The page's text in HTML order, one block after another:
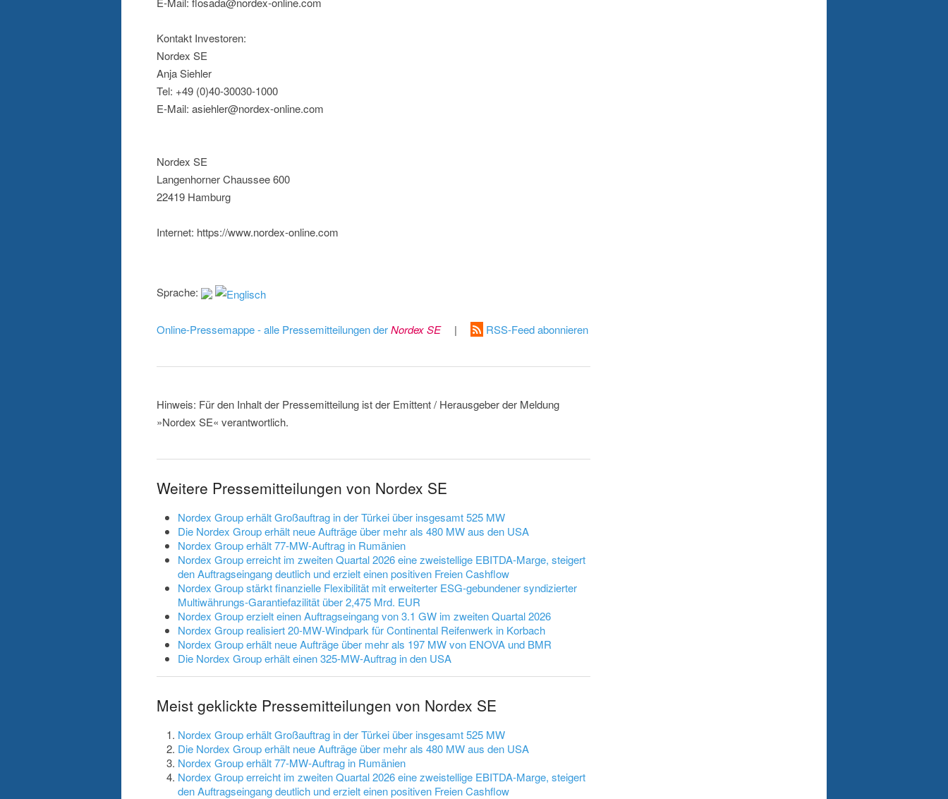
Kontakt Investoren:
Nordex SE
Anja Siehler
Tel: +49 (0)40-30030-1000
E-Mail: asiehler@nordex-online.com
Nordex SE
Langenhorner Chaussee 600
22419 Hamburg
Internet: https://www.nordex-online.com
Sprache:
Online-Pressemappe - alle Pressemitteilungen derNordex SE | RSS-Feed abonnieren
Hinweis: Für den Inhalt der Pressemitteilung ist der Emittent / Herausgeber der Meldung
»Nordex SE« verantwortlich.
Weitere Pressemitteilungen von Nordex SE
Nordex Group erhält Großauftrag in der Türkei über insgesamt 525 MW
Die Nordex Group erhält neue Aufträge über mehr als 480 MW aus den USA
Nordex Group erhält 77-MW-Auftrag in Rumänien
Nordex Group erreicht im zweiten Quartal 2026 eine zweistellige EBITDA-Marge, steigert
den Auftragseingang deutlich und erzielt einen positiven Freien Cashflow
Nordex Group stärkt finanzielle Flexibilität mit erweiterter ESG-gebundener syndizierter
Multiwährungs-Garantiefazilität über 2,475 Mrd. EUR
Nordex Group erzielt einen Auftragseingang von 3.1 GW im zweiten Quartal 2026
Nordex Group realisiert 20-MW-Windpark für Continental Reifenwerk in Korbach
Nordex Group erhält neue Aufträge über mehr als 197 MW von ENOVA und BMR
Die Nordex Group erhält einen 325-MW-Auftrag in den USA
Meist geklickte Pressemitteilungen von Nordex SE
Nordex Group erhält Großauftrag in der Türkei über insgesamt 525 MW
Die Nordex Group erhält neue Aufträge über mehr als 480 MW aus den USA
Nordex Group erhält 77-MW-Auftrag in Rumänien
Nordex Group erreicht im zweiten Quartal 2026 eine zweistellige EBITDA-Marge, steigert
den Auftragseingang deutlich und erzielt einen positiven Freien Cashflow